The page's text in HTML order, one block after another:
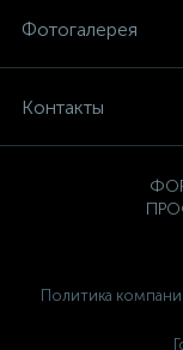
Фотогалерея
Контакты
Политика